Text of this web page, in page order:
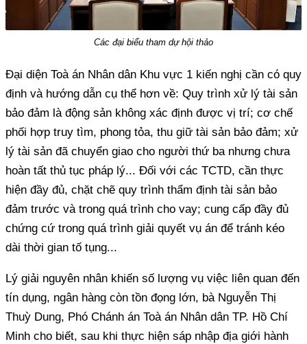
Các đại biểu tham dự hội thảo
Đại diện Toà án Nhân dân Khu vực 1 kiến nghị cần có quy
định và hướng dẫn cụ thể hơn về: Quy trình xử lý tài sản
bảo đảm là động sản không xác định được vị trí; cơ chế
phối hợp truy tìm, phong tỏa, thu giữ tài sản bảo đảm; xử
lý tài sản đã chuyển giao cho người thứ ba nhưng chưa
hoàn tất thủ tục pháp lý... Đối với các TCTD, cần thực
hiện đầy đủ, chặt chẽ quy trình thẩm định tài sản bảo
đảm trước và trong quá trình cho vay; cung cấp đầy đủ
chứng cứ trong quá trình giải quyết vụ án để tránh kéo
dài thời gian tố tụng...
Lý giải nguyên nhân khiến số lượng vụ việc liên quan đến
tín dụng, ngân hàng còn tồn đọng lớn, bà Nguyễn Thị
Thuỳ Dung, Phó Chánh án Toà án Nhân dân TP. Hồ Chí
Minh cho biết, sau khi thực hiện sáp nhập địa giới hành